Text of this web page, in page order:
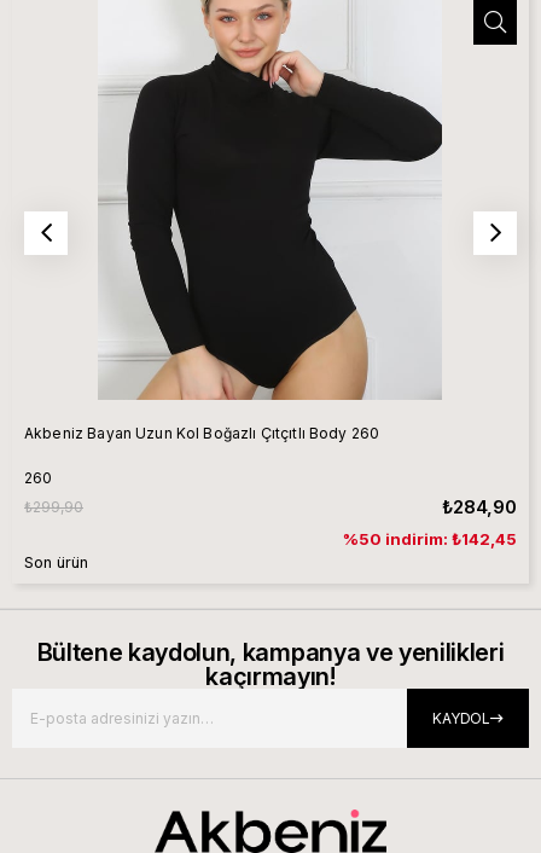
Akbeniz Bayan Uzun Kol Boğazlı Çıtçıtlı Body 260
260
₺284,90
₺299,90
%50 indirim: ₺142,45
Son ürün
Bültene kaydolun, kampanya ve yenilikleri
kaçırmayın!
KAYDOL